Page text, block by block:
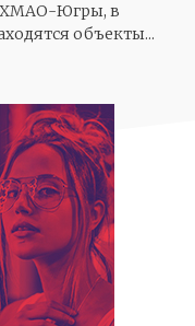
ХМАО-Югры, в
объекты...